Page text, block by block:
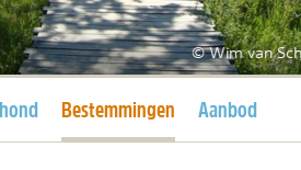
© Wim van
Huidige pagina
Bestemmingen Aanbod